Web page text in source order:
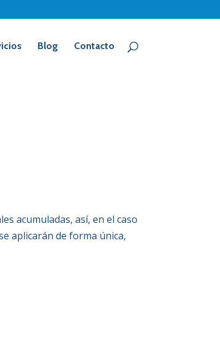
Blog Contacto
acumuladas, así, en el caso
aplicarán de forma única,